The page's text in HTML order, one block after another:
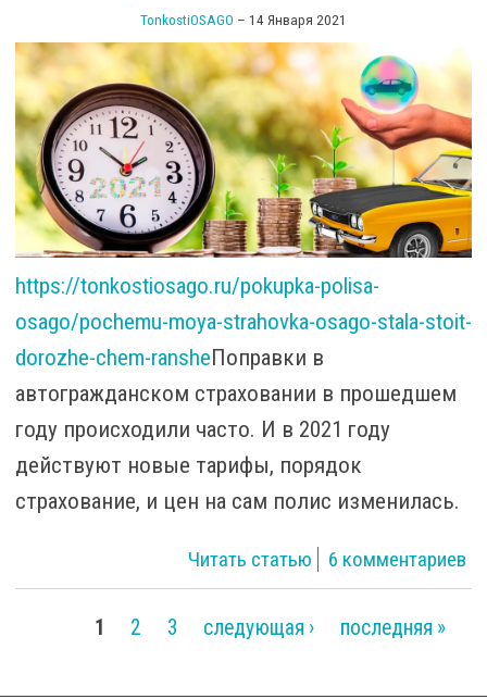
TonkostiOSAGO – 14 Января 2021
https://tonkostiosago.ru/pokupka-polisa-
osago/pochemu-moya-strahovka-osago-stala-stoit-
dorozhe-chem-ransheПоправки в
автогражданском страховании в прошедшем
году происходили часто. И в 2021 году
действуют новые тарифы, порядок
страхование, и цен на сам полис изменилась.
Читать статью
о Какие
изменения ОСАГО
с января 2021
6 комментариев
1 2 3 следующая › последняя »